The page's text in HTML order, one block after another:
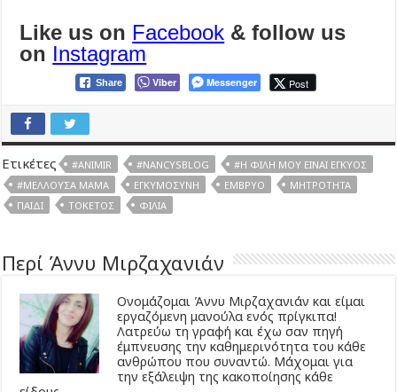
Like us on Facebook & follow us
on Instagram
Share Viber Messenger Post
Ετικέτες #ANIMIR #NANCYSBLOG
#Η ΦΊΛΗ ΜΟΥ ΕΊΝΑΙ ΈΓΚΥΟΣ
#ΜΈΛΛΟΥΣΑ ΜΑΜΆ
ΕΓΚΥΜΟΣΎΝΗ ΈΜΒΡΥΟ
ΜΗΤΡΌΤΗΤΑ
ΠΑΙΔΊ
ΤΟΚΕΤΌΣ ΦΙΛΊΑ
Περί Άννυ Μιρζαχανιάν
Ονομάζομαι Άννυ Μιρζαχανιάν και είμαι
εργαζόμενη μανούλα ενός πρίγκιπα!
Λατρεύω τη γραφή και έχω σαν πηγή
έμπνευσης την καθημερινότητα του κάθε
ανθρώπου που συναντώ. Μάχομαι για
την εξάλειψη της κακοποίησης κάθε